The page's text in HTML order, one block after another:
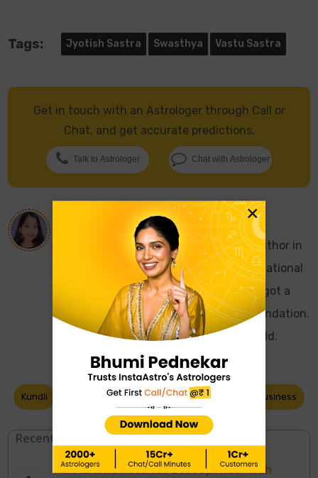
Tags: Jyotish Sastra Swasthya Vastu Sastra
Get in touch with an Astrologer through Call or
Chat, and get accurate predictions.
Talk to Astrologer Chat with Astrologer
Jaya Verma
I love to write, I participated as co-author in
many books, also received prizes at national
level for writing article, poetry and I got a
letter of appreciation from hirdu foundation.
I have 4 year of experience in this field.
Kundli Sports Ayurveda Business
Recent Blogs
InstaAstro Receives Best Spiritual Tech
×